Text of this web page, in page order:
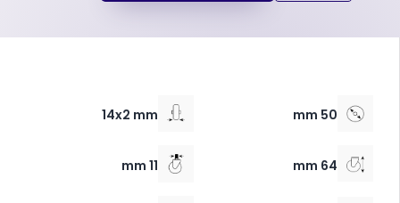
50 mm
14x2 mm
64 mm
11 mm